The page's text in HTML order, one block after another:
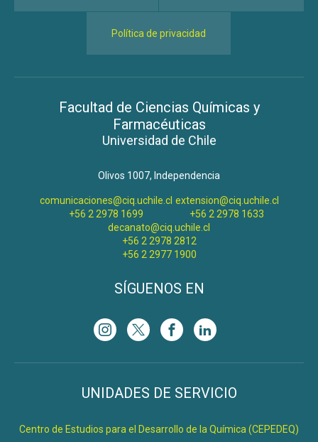
Política de privacidad
Facultad de Ciencias Químicas y
Farmacéuticas
Universidad de Chile
Olivos 1007, Independencia
comunicaciones@ciq.uchile.cl
+56 2 2978 1699
extension@ciq.uchile.cl
+56 2 2978 1633
decanato@ciq.uchile.cl
+56 2 2978 2812
+56 2 2977 1900
SÍGUENOS EN
UNIDADES DE SERVICIO
Centro de Estudios para el Desarrollo de la Química (CEPEDEQ)